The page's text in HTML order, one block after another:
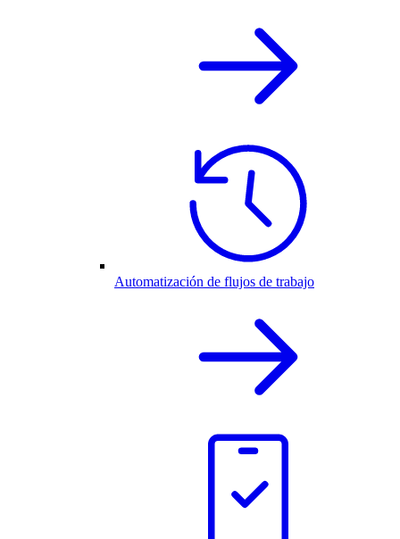
Automatización de flujos de trabajo